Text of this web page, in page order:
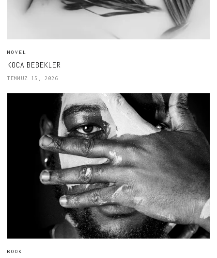
NOVEL
KOCA BEBEKLER
TEMMUZ 15, 2026
BOOK